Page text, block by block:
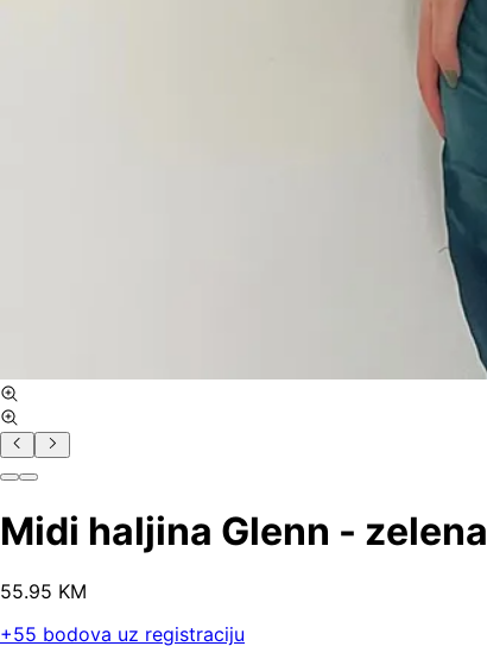
Midi haljina Glenn - zelena
55.95 KM
+55 bodova uz registraciju